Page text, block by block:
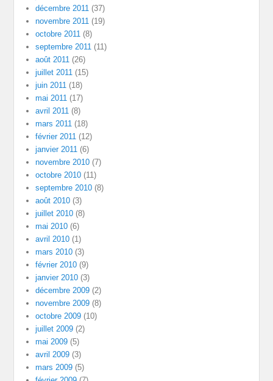
décembre 2011 (37)
novembre 2011 (19)
octobre 2011 (8)
septembre 2011 (11)
août 2011 (26)
juillet 2011 (15)
juin 2011 (18)
mai 2011 (17)
avril 2011 (8)
mars 2011 (18)
février 2011 (12)
janvier 2011 (6)
novembre 2010 (7)
octobre 2010 (11)
septembre 2010 (8)
août 2010 (3)
juillet 2010 (8)
mai 2010 (6)
avril 2010 (1)
mars 2010 (3)
février 2010 (9)
janvier 2010 (3)
décembre 2009 (2)
novembre 2009 (8)
octobre 2009 (10)
juillet 2009 (2)
mai 2009 (5)
avril 2009 (3)
mars 2009 (5)